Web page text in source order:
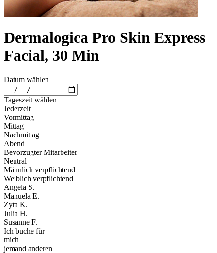
Dermalogica Pro Skin Express
Facial, 30 Min
Datum wählen
Tageszeit wählen
Jederzeit
Vormittag
Mittag
Nachmittag
Abend
Bevorzugter Mitarbeiter
Neutral
Männlich verpflichtend
Weiblich verpflichtend
Angela S.
Manuela E.
Zyta K.
Julia H.
Susanne F.
Ich buche für
mich
jemand anderen